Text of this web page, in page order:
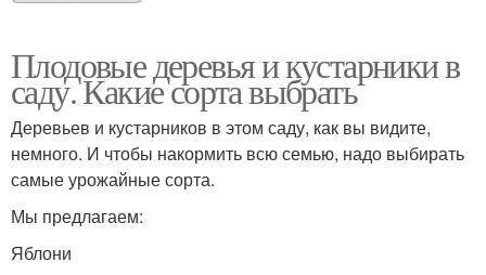
Плодовые деревья и кустарники в
саду. Какие сорта выбрать
Деревьев и кустарников в этом саду, как вы видите,
немного. И чтобы накормить всю семью, надо выбирать
самые урожайные сорта.
Мы предлагаем:
Яблони